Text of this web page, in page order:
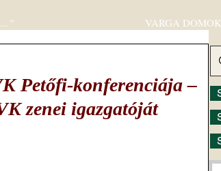
Petőfi-konferenciája –
zenei igazgatóját
VARGA